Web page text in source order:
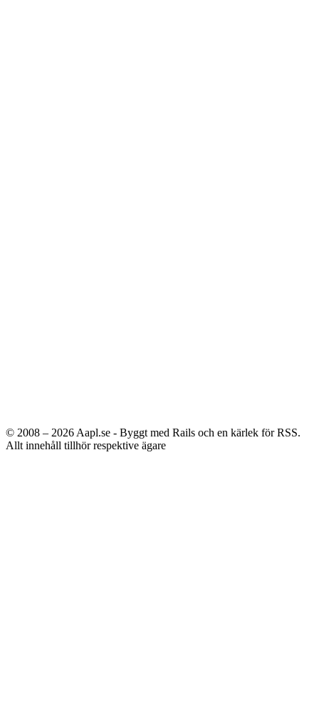
© 2008 – 2026 Aapl.se - Byggt med Rails och en kärlek för RSS.
Allt innehåll tillhör respektive ägare